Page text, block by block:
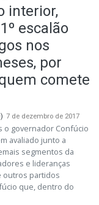
interior,
escalão
nos
por
comete
7 de dezembro de 2017
o governador Confúcio
avaliado junto a
segmentos da
e lideranças
outros partidos
que, dentro do